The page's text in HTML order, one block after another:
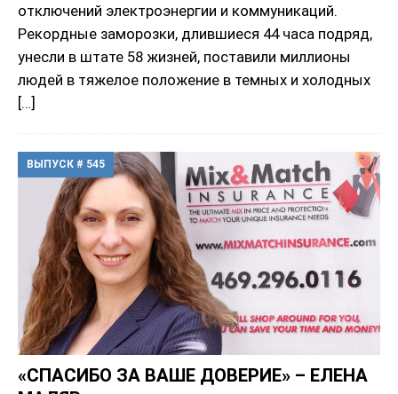
отключений электроэнергии и коммуникаций.
Рекордные заморозки, длившиеся 44 часа подряд,
унесли в штате 58 жизней, поставили миллионы
людей в тяжелое положение в темных и холодных
[…]
ВЫПУСК # 545
«СПАСИБО ЗА ВАШЕ ДОВЕРИЕ» – ЕЛЕНА